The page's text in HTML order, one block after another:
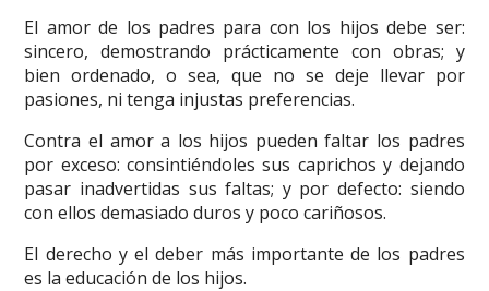
El amor de los padres para con los hijos debe ser:
sincero, demostrando prácticamente con obras; y
bien ordenado, o sea, que no se deje llevar por
pasiones, ni tenga injustas preferencias.
Contra el amor a los hijos pueden faltar los padres
por exceso: consintiéndoles sus caprichos y dejando
pasar inadvertidas sus faltas; y por defecto: siendo
con ellos demasiado duros y poco cariñosos.
El derecho y el deber más importante de los padres
es la educación de los hijos.